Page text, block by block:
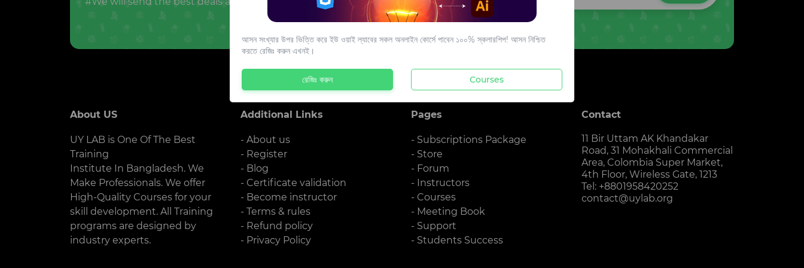
About US
UY LAB is One Of The Best
Training
Institute In Bangladesh. We
Make Professionals. We offer
High-Quality Courses for your
skill development. All Training
programs are designed by
industry experts.
Additional Links
- About us
- Register
- Blog
- Certificate validation
- Become instructor
- Terms & rules
- Refund policy
- Privacy Policy
Pages
- Subscriptions Package
- Store
- Forum
- Instructors
- Courses
- Meeting Book
- Support
- Students Success
Contact
11 Bir Uttam AK Khandakar
Road, 31 Mohakhali Commercial
Area, Colombia Super Market,
4th Floor, Wireless Gate, 1213
Tel: +8801958420252
contact@uylab.org
আসন সংখ্যার উপর ভিত্তি করে ইউ ওয়াই ল্যাবের সকল অনলাইন কোর্সে পাবেন ১০০% স্কলারশিপ! আসন নিশ্চিত
করতে রেজিঃ করুন এখনই।
রেজিঃ করুন Courses